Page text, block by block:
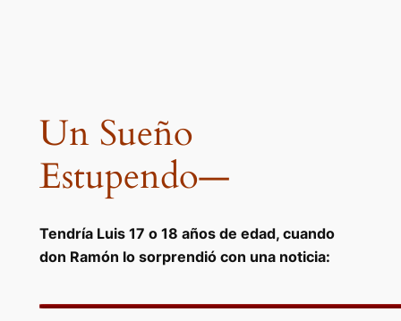
Un Sueño
Estupendo—
Tendría Luis 17 o 18 años de edad, cuando
don Ramón lo sorprendió con una noticia: